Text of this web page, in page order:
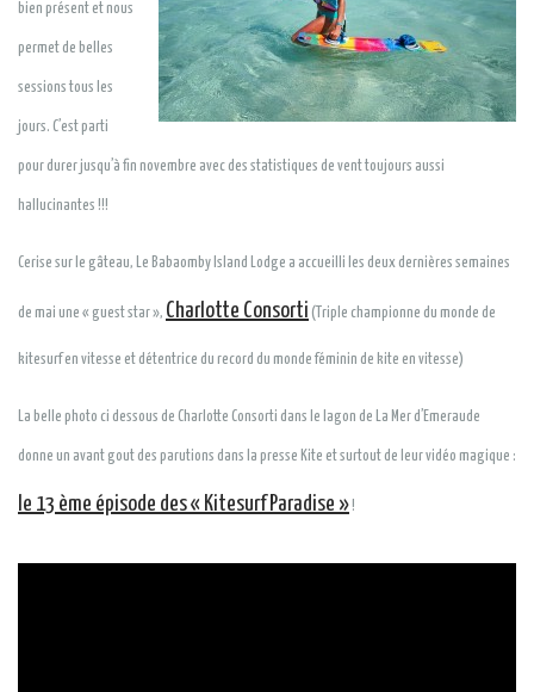
bien présent et nous
permet de belles
sessions tous les
jours. C’est parti
pour durer jusqu’à fin novembre avec des statistiques de vent toujours aussi
hallucinantes !!!
Cerise sur le gâteau, Le Babaomby Island Lodge a accueilli les deux dernières semaines
de mai une « guest star », Charlotte Consorti (Triple championne du monde de
kitesurf en vitesse et détentrice du record du monde féminin de kite en vitesse)
La belle photo ci dessous de Charlotte Consorti dans le lagon de La Mer d’Emeraude
donne un avant gout des parutions dans la presse Kite et surtout de leur vidéo magique :
le 13 ème épisode des « Kitesurf Paradise »!